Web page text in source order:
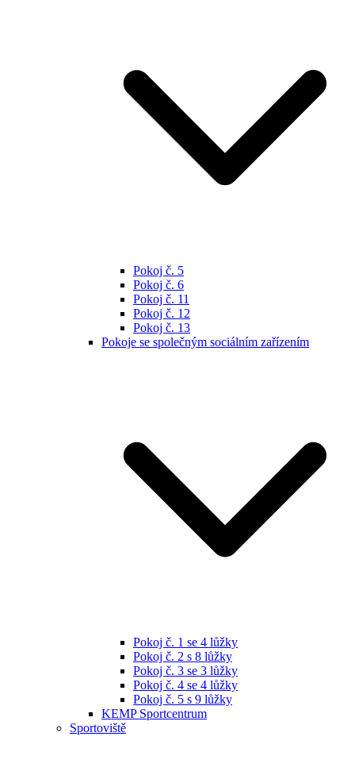
Pokoj č. 5
Pokoj č. 6
Pokoj č. 11
Pokoj č. 12
Pokoj č. 13
Pokoje se společným sociálním zařízením
Pokoj č. 1 se 4 lůžky
Pokoj č. 2 s 8 lůžky
Pokoj č. 3 se 3 lůžky
Pokoj č. 4 se 4 lůžky
Pokoj č. 5 s 9 lůžky
KEMP Sportcentrum
Sportoviště